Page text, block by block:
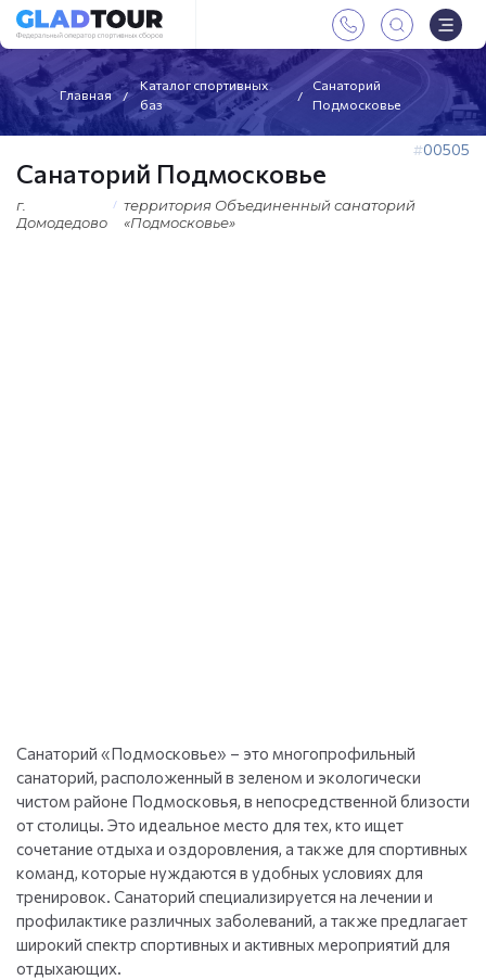
Главная
Каталог спортивных
баз
Санаторий
Подмосковье
00505
Санаторий Подмосковье
г.
Домодедово
территория Объединенный санаторий
«Подмосковье»
Санаторий «Подмосковье» – это многопрофильный
санаторий, расположенный в зеленом и экологически
чистом районе Подмосковья, в непосредственной близости
от столицы. Это идеальное место для тех, кто ищет
сочетание отдыха и оздоровления, а также для спортивных
команд, которые нуждаются в удобных условиях для
тренировок. Санаторий специализируется на лечении и
профилактике различных заболеваний, а также предлагает
широкий спектр спортивных и активных мероприятий для
отдыхающих.